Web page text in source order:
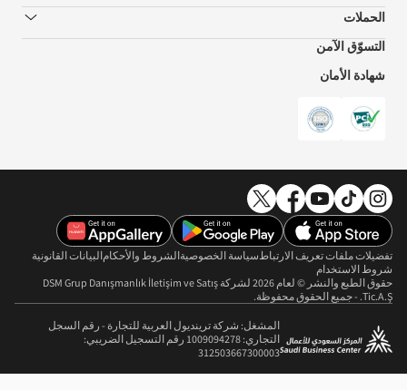
الحملات
التسوّق الآمن
شهادة الأمان
حقوق الطبع والنشر © لعام 2026 لشركة DSM Grup Danışmanlık İletişim ve Satış
Tic.A.Ş. - جميع الحقوق محفوظة.
تفضيلات ملفات تعريف الارتباطسياسة الخصوصيةالشروط والأحكامالبيانات القانونية
شروط الاستخدام
المشغل: شركة ترينديول العربية للتجارة - رقم السجل
التجاري: 1009094278 رقم التسجيل الضريبي:
312503667300003